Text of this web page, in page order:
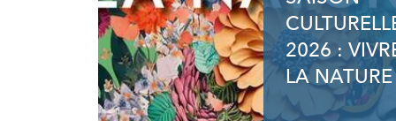
2026 :
LA NATURE